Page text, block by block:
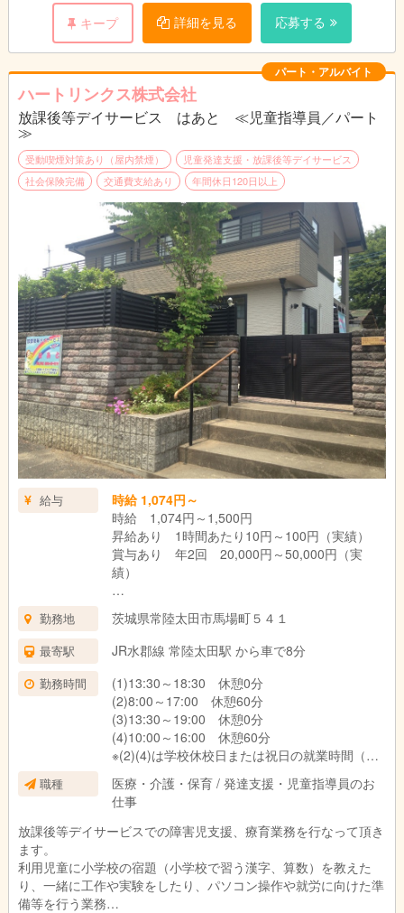
キープ
詳細を見る 応募する
パート・アルバイト
ハートリンクス株式会社
放課後等デイサービス はあと ≪児童指導員／パート
≫
受動喫煙対策あり（屋内禁煙）
児童発達支援・放課後等デイサービス
社会保険完備
交通費支給あり 年間休日120日以上
給与
時給 1,074円～
時給 1,074円～1,500円
昇給あり 1時間あたり10円～100円（実績）
賞与あり 年2回 20,000円～50,000円（実
績）
試用期間あり 3ヶ月 ※同条件
勤務地 茨城県常陸太田市馬場町５４１
最寄駅 JR水郡線 常陸太田駅 から車で8分
勤務時間
(1)13:30～18:30 休憩0分
(2)8:00～17:00 休憩60分
(3)13:30～19:00 休憩0分
(4)10:00～16:00 休憩60分
※(2)(4)は学校休校日または祝日の就業時間（日
残業ほぼなし
職種
医療・介護・保育 / 発達支援・児童指導員のお
仕事
放課後等デイサービスでの障害児支援、療育業務を行なって頂き
ます。
利用児童に小学校の宿題（小学校で習う漢字、算数）を教えた
り、一緒に工作や実験をしたり、パソコン操作や就労に向けた準
備等を行う業務